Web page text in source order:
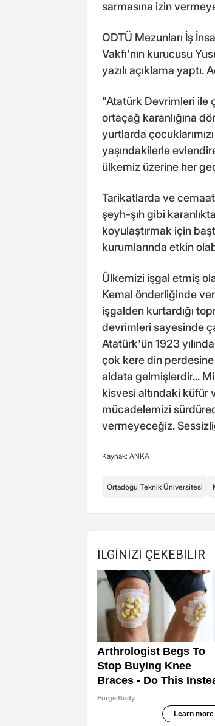
sarmasına izin
ODTÜ Mezunları İş
Vakfı'nın kurucusu
yazılı açıklama yaptı.
"Atatürk Devrimleri ile
ortaçağ karanlığına
yurtlarda
yaşındakilerle
ülkemiz üzerine her
Tarikatlarda ve
şeyh-şıh gibi
koyulaştırmak için
kurumlarında etkin
Ülkemizi işgal etmiş
Kemal önderliğinde
işgalden kurtardığı
devrimleri sayesinde
Atatürk'ün 1923
çok kere din perdesine
aldata gelmişlerdir...
kisvesi altındaki
mücadelemizi
vermeyeceğiz.
Kaynak: ANKA
Ortadoğu Teknik Üniversitesi